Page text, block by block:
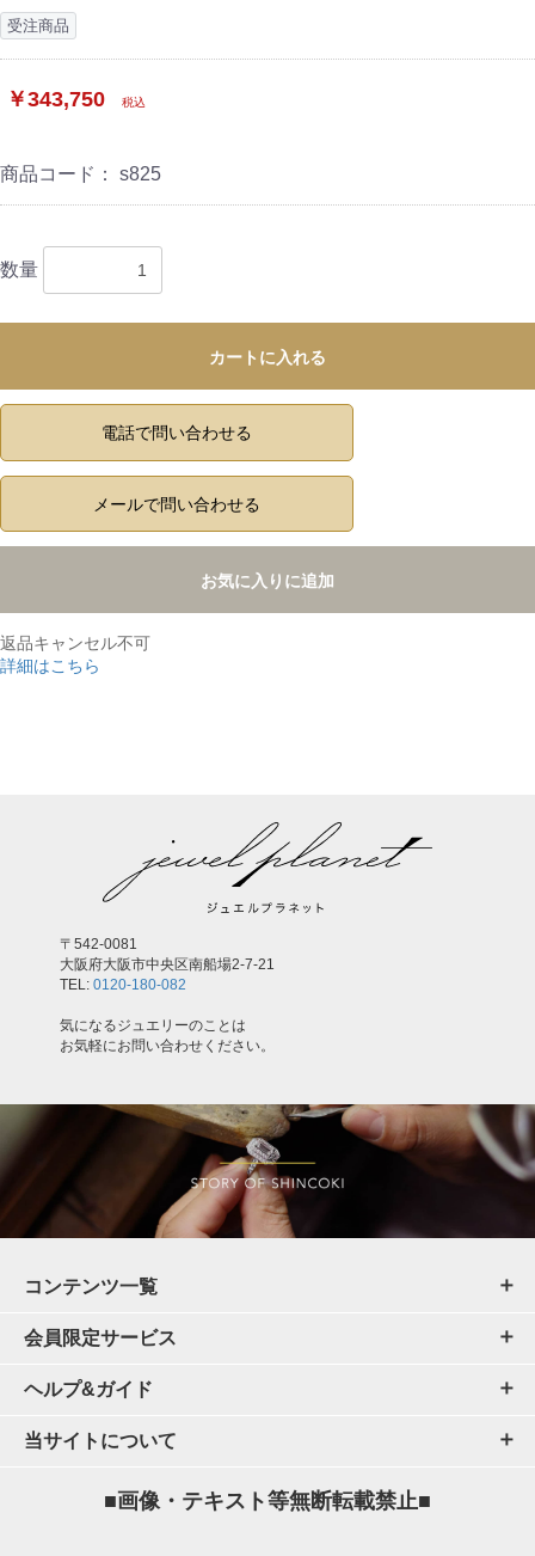
受注商品
￥343,750 税込
商品コード： s825
数量
カートに入れる
電話で問い合わせる
メールで問い合わせる
お気に入りに追加
返品キャンセル不可
詳細はこちら
〒542-0081
大阪府大阪市中央区南船場2-7-21
TEL: 0120-180-082
気になるジュエリーのことは
お気軽にお問い合わせください。
コンテンツ一覧
会員限定サービス
ヘルプ&ガイド
当サイトについて
■画像・テキスト等無断転載禁止■